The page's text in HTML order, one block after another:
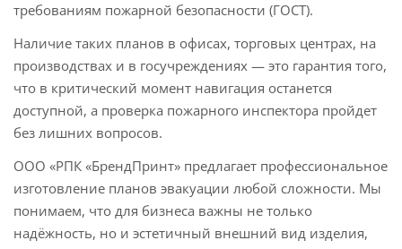
требованиям пожарной безопасности (ГОСТ).
Наличие таких планов в офисах, торговых центрах, на
производствах и в госучреждениях — это гарантия того,
что в критический момент навигация останется
доступной, а проверка пожарного инспектора пройдет
без лишних вопросов.
ООО «РПК «БрендПринт» предлагает профессиональное
изготовление планов эвакуации любой сложности. Мы
понимаем, что для бизнеса важны не только
надёжность, но и эстетичный внешний вид изделия,